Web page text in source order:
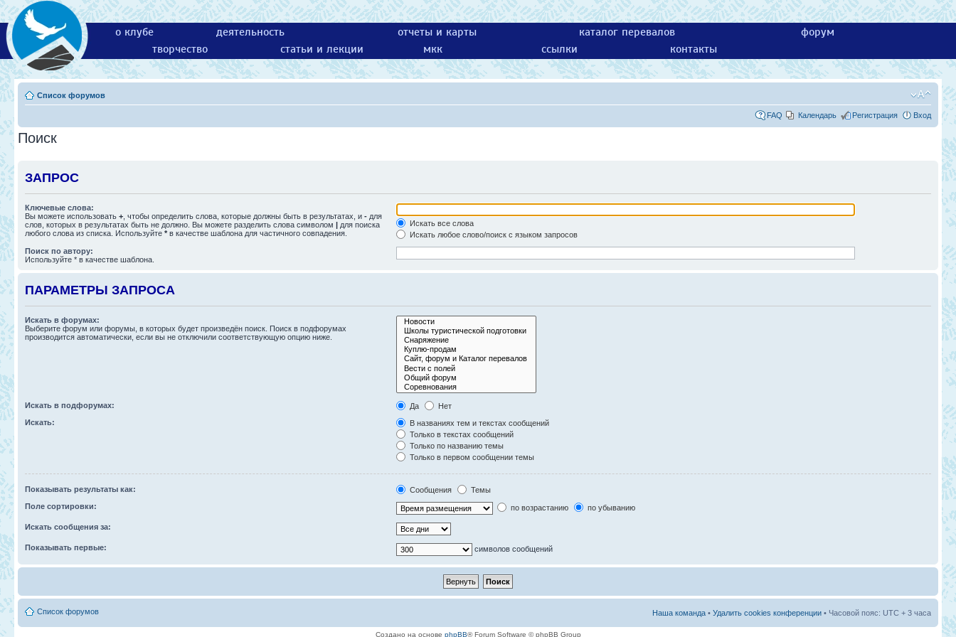
о клубе деятельность отчеты и карты каталог перевалов
форум
творчество
статьи и лекции мкк ссылки контакты
Список форумов
FAQ Календарь Регистрация Вход
Поиск
ЗАПРОС
Ключевые слова:
Вы можете использовать + , чтобы определить слова, которые должны быть в результатах, и - для
слов, которых в результатах быть не должно. Вы можете разделить слова символом | для поиска
любого слова из списка. Используйте * в качестве шаблона для частичного совпадения.
Искать все слова
Искать любое слово/поиск с языком запросов
Поиск по автору:
Используйте * в качестве шаблона.
ПАРАМЕТРЫ ЗАПРОСА
Искать в форумах:
Выберите форум или форумы, в которых будет произведён поиск. Поиск в подфорумах
производится автоматически, если вы не отключили соответствующую опцию ниже.
Искать в подфорумах: Да
Нет
Искать:
В названиях тем и текстах сообщений
Только в текстах сообщений
Только по названию темы
Только в первом сообщении темы
Показывать результаты как: Сообщения
Темы
Поле сортировки:
по возрастанию по убыванию
Искать сообщения за:
Показывать первые: символов сообщений
Список форумов Наша команда • Удалить cookies конференции • Часовой пояс: UTC + 3 часа
Создано на основе phpBB® Forum Software © phpBB Group